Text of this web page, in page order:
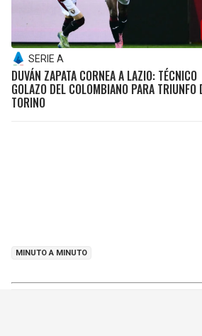
SERIE A
DUVÁN ZAPATA CORNEA A LAZIO: TÉCNICO
GOLAZO DEL COLOMBIANO PARA TRIUNFO
TORINO
MINUTO A MINUTO